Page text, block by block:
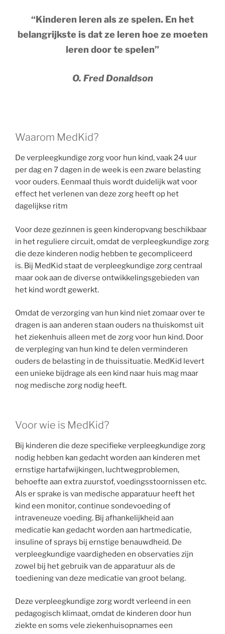
“Kinderen leren als ze spelen. En het
belangrijkste is dat ze leren hoe ze moeten
leren door te spelen”
O. Fred Donaldson
Waarom MedKid?
De verpleegkundige zorg voor hun kind, vaak 24 uur
per dag en 7 dagen in de week is een zware belasting
voor ouders. Eenmaal thuis wordt duidelijk wat voor
effect het verlenen van deze zorg heeft op het
dagelijkse ritm
Voor deze gezinnen is geen kinderopvang beschikbaar
in het reguliere circuit, omdat de verpleegkundige zorg
die deze kinderen nodig hebben te gecompliceerd
is. Bij MedKid staat de verpleegkundige zorg centraal
maar ook aan de diverse ontwikkelingsgebieden van
het kind wordt gewerkt.
Omdat de verzorging van hun kind niet zomaar over te
dragen is aan anderen staan ouders na thuiskomst uit
het ziekenhuis alleen met de zorg voor hun kind. Door
de verpleging van hun kind te delen verminderen
ouders de belasting in de thuissituatie. MedKid levert
een unieke bijdrage als een kind naar huis mag maar
nog medische zorg nodig heeft.
Voor wie is MedKid?
Bij kinderen die deze specifieke verpleegkundige zorg
nodig hebben kan gedacht worden aan kinderen met
ernstige hartafwijkingen, luchtwegproblemen,
behoefte aan extra zuurstof, voedingsstoornissen etc.
Als er sprake is van medische apparatuur heeft het
kind een monitor, continue sondevoeding of
intraveneuze voeding. Bij afhankelijkheid aan
medicatie kan gedacht worden aan hartmedicatie,
insuline of sprays bij ernstige benauwdheid. De
verpleegkundige vaardigheden en observaties zijn
zowel bij het gebruik van de apparatuur als de
toediening van deze medicatie van groot belang.
Deze verpleegkundige zorg wordt verleend in een
pedagogisch klimaat, omdat de kinderen door hun
ziekte en soms vele ziekenhuisopnames een